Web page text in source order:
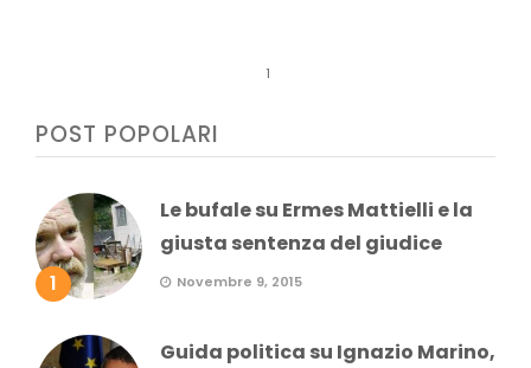
1
POST POPOLARI
1
Le bufale su Ermes Mattielli e la
giusta sentenza del giudice
Novembre 9, 2015
Guida politica su Ignazio Marino,